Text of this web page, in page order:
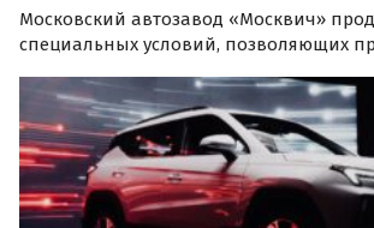
Московский автозавод «Москвич»
специальных условий, позволяющих
выгодой, до конца мая.